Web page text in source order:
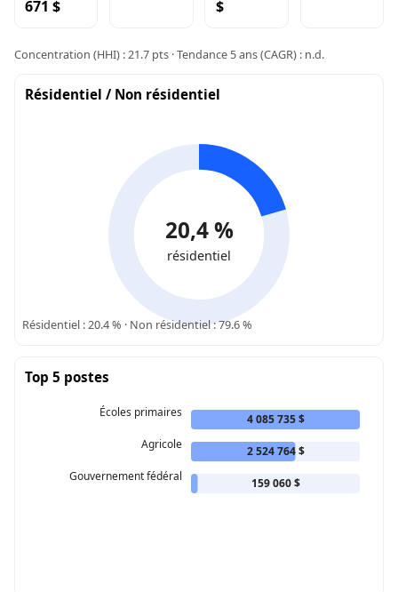
671 $ $
Concentration (HHI) : 21.7 pts · Tendance 5 ans (CAGR) : n.d.
Résidentiel / Non résidentiel
20,4 %
résidentiel
Résidentiel : 20.4 % · Non résidentiel : 79.6 %
Top 5 postes
Écoles primaires
4 085 735 $
Agricole
2 524 764 $
Gouvernement fédéral
159 060 $